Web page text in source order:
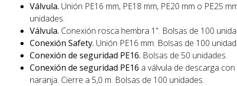
Válvula. Unión PE16 mm, PE18 mm, PE20 mm o PE25
unidades.
Válvula. Conexión rosca hembra 1”. Bolsas de 100
Conexión Safety. Unión PE16 mm. Bolsas de 100
Conexión de seguridad PE16. Bolsas de 50 unidades.
Conexión de seguridad PE16 a válvula de descarga
naranja. Cierre a 5,0 m. Bolsas de 100 unidades.